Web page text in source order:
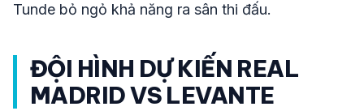
Tunde bỏ ngỏ khả năng ra sân thi đấu.
ĐỘI HÌNH DỰ KIẾN REAL
MADRID VS LEVANTE